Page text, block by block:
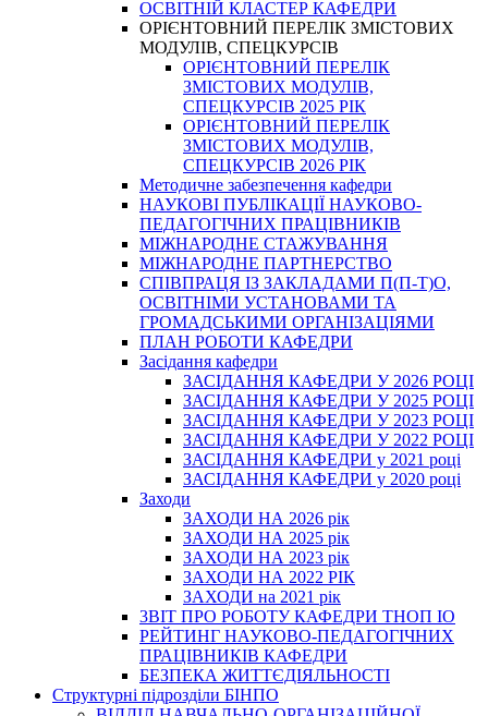
ОСВІТНІЙ КЛАСТЕР КАФЕДРИ
ОРІЄНТОВНИЙ ПЕРЕЛІК ЗМІСТОВИХ
МОДУЛІВ, СПЕЦКУРСІВ
ОРІЄНТОВНИЙ ПЕРЕЛІК
ЗМІСТОВИХ МОДУЛІВ,
СПЕЦКУРСІВ 2025 РІК
ОРІЄНТОВНИЙ ПЕРЕЛІК
ЗМІСТОВИХ МОДУЛІВ,
СПЕЦКУРСІВ 2026 РІК
Методичне забезпечення кафедри
НАУКОВІ ПУБЛІКАЦІЇ НАУКОВО-
ПЕДАГОГІЧНИХ ПРАЦІВНИКІВ
МІЖНАРОДНЕ СТАЖУВАННЯ
МІЖНАРОДНЕ ПАРТНЕРСТВО
СПІВПРАЦЯ ІЗ ЗАКЛАДАМИ П(П-Т)О,
ОСВІТНІМИ УСТАНОВАМИ ТА
ГРОМАДСЬКИМИ ОРГАНІЗАЦІЯМИ
ПЛАН РОБОТИ КАФЕДРИ
Засідання кафедри
ЗАСІДАННЯ КАФЕДРИ У 2026 РОЦІ
ЗАСІДАННЯ КАФЕДРИ У 2025 РОЦІ
ЗАСІДАННЯ КАФЕДРИ У 2023 РОЦІ
ЗАСІДАННЯ КАФЕДРИ У 2022 РОЦІ
ЗАСІДАННЯ КАФЕДРИ у 2021 році
ЗАСІДАННЯ КАФЕДРИ у 2020 році
Заходи
ЗАХОДИ НА 2026 рік
ЗАХОДИ НА 2025 рік
ЗАХОДИ НА 2023 рік
ЗАХОДИ НА 2022 РІК
ЗАХОДИ на 2021 рік
3BIT ПРО РОБОТУ КАФЕДРИ ТНОП ІО
РЕЙТИНГ НАУКОВО-ПЕДАГОГІЧНИХ
ПРАЦІВНИКІВ КАФЕДРИ
БЕЗПЕКА ЖИТТЄДІЯЛЬНОСТІ
Структурні підрозділи БІНПО